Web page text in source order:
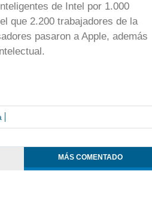
de Intel por 1.000
que 2.200 trabajadores de la
pasaron a Apple, además
MÁS COMENTADO